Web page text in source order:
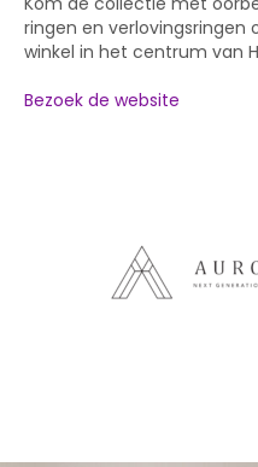
ringen en verlovingsringen
winkel in het centrum van
Bezoek de website